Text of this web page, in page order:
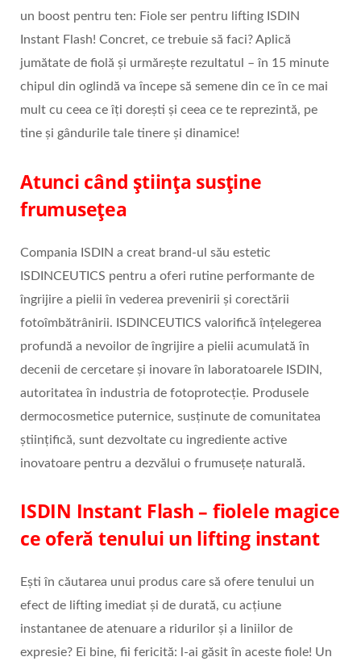
un boost pentru ten: Fiole ser pentru lifting ISDIN
Instant Flash! Concret, ce trebuie să faci? Aplică
jumătate de fiolă și urmărește rezultatul – în 15 minute
chipul din oglindă va începe să semene din ce în ce mai
mult cu ceea ce îți dorești și ceea ce te reprezintă, pe
tine și gândurile tale tinere și dinamice!
Atunci când știința susține
frumusețea
Compania ISDIN a creat brand-ul său estetic
ISDINCEUTICS pentru a oferi rutine performante de
îngrijire a pielii în vederea prevenirii și corectării
fotoîmbătrânirii. ISDINCEUTICS valorifică înțelegerea
profundă a nevoilor de îngrijire a pielii acumulată în
decenii de cercetare și inovare în laboratoarele ISDIN,
autoritatea în industria de fotoprotecție. Produsele
dermocosmetice puternice, susținute de comunitatea
științifică, sunt dezvoltate cu ingrediente active
inovatoare pentru a dezvălui o frumusețe naturală.
ISDIN Instant Flash – fiolele magice
ce oferă tenului un lifting instant
Ești în căutarea unui produs care să ofere tenului un
efect de lifting imediat și de durată, cu acțiune
instantanee de atenuare a ridurilor și a liniilor de
expresie? Ei bine, fii fericită: l-ai găsit în aceste fiole! Un